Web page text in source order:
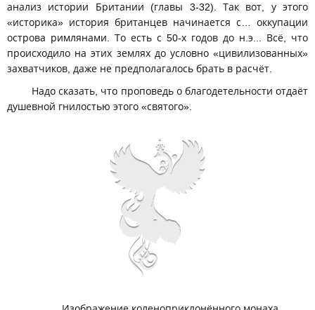
анализ истории Британии (главы 3-32). Так вот, у этого
«историка» история британцев начинается с… оккупации
острова римлянами. То есть с 50-х годов до н.э... Всё, что
происходило на этих землях до условно «цивилизованных»
захватчиков, даже не предполагалось брать в расчёт.
Надо сказать, что проповедь о благодетельности отдаёт
душевной гнилостью этого «святого».